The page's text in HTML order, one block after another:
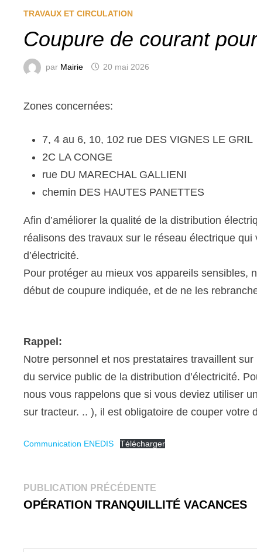
TRAVAUX ET CIRCULATION
Coupure de courant
par Mairie 20 mai 2026
Zones concernées:
7, 4 au 6, 10, 102 rue DES VIGNES LE GRIL
2C LA CONGE
rue DU MARECHAL GALLIENI
chemin DES HAUTES PANETTES
Afin d’améliorer la qualité de la distribution
réalisons des travaux sur le réseau électrique
d’électricité.
Pour protéger au mieux vos appareils sensibles,
début de coupure indiquée, et de ne les
Rappel:
Notre personnel et nos prestataires travaillent
du service public de la distribution d’électricité.
nous vous rappelons que si vous deviez utiliser
sur tracteur. .. ), il est obligatoire de couper votre
Communication ENEDIS Télécharger
Navigation
de
PUBLICATION PRÉCÉDENTE
précédente :
OPÉRATION TRANQUILLITÉ VACANCES